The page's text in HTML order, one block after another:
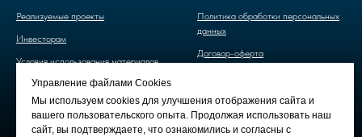
Управление файлами Cookies
Мы используем cookies для улучшения отображения сайта и
вашего пользовательского опыта. Продолжая использовать наш
сайт, вы подтверждаете, что ознакомились и согласны с
Реализуемые проекты
Инвесторам
Условия использования материалов
Политика обработки персональных
данных
Договор-оферта